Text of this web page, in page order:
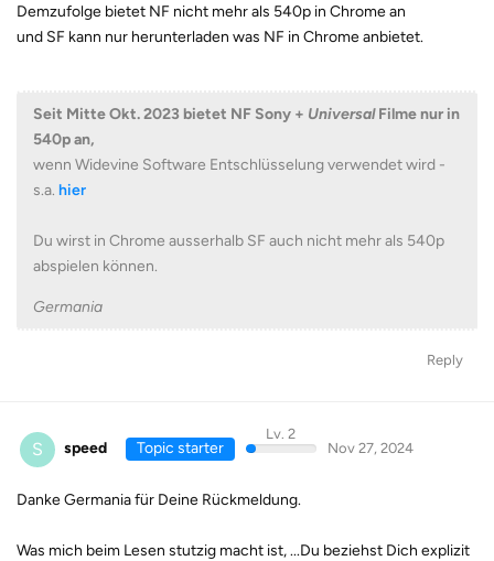
Demzufolge bietet NF nicht mehr als 540p in Chrome an
und SF kann nur herunterladen was NF in Chrome anbietet.
Seit Mitte Okt. 2023 bietet NF Sony + UniversalFilme nur in
540p an,
wenn Widevine Software Entschlüsselung verwendet wird -
s.a. hier
Du wirst in Chrome ausserhalb SF auch nicht mehr als 540p
abspielen können.
Germania
Reply
S speed Topic starter
Lv. 2
Nov 27, 2024
Danke Germania für Deine Rückmeldung.
Was mich beim Lesen stutzig macht ist, ...Du beziehst Dich explizit